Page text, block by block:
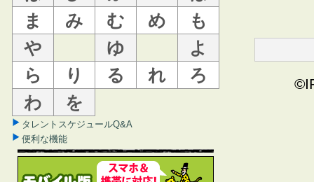
ま
み む め
も
や
ゆ
よ
ら
り る れ
ろ
わ
を
タレントスケジュールQ&A
便利な機能